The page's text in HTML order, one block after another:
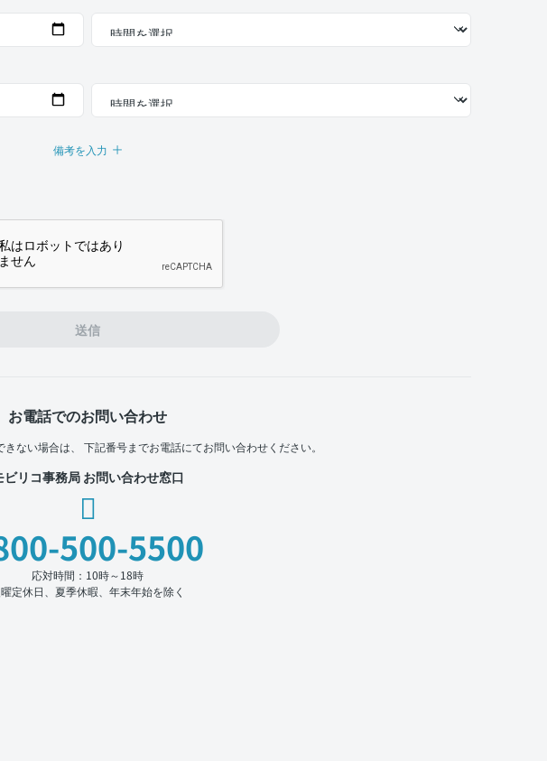
備考を入力
送信
お電話でのお問い合わせ
ない場合は、 下記番号までお電話にてお問い合わせください。
ビリコ事務局 お問い合わせ窓口
500-5500
応対時間：10時～18時
定休日、夏季休暇、年末年始を除く